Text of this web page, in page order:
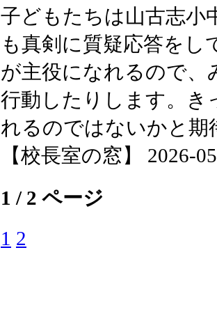
子どもたちは山古志小
も真剣に質疑応答をし
が主役になれるので、
行動したりします。き
れるのではないかと期
【校長室の窓】 2026-
1 / 2 ページ
1 2